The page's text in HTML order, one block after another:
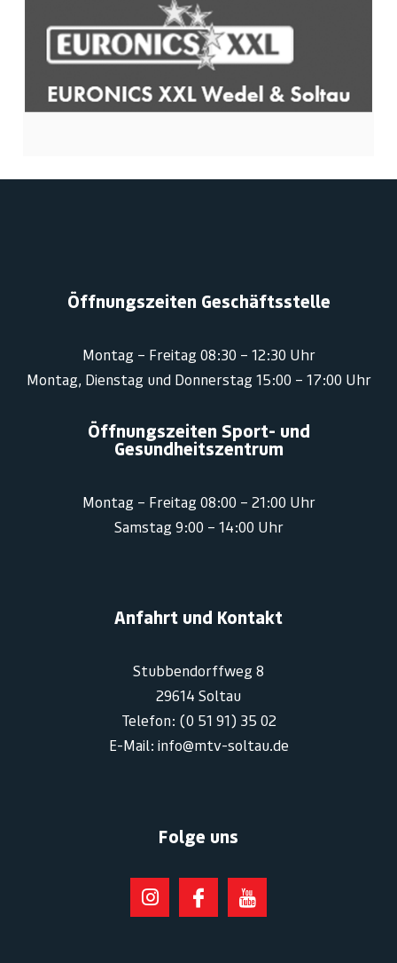
Öffnungszeiten Geschäftsstelle
Montag – Freitag 08:30 – 12:30 Uhr
Montag, Dienstag und Donnerstag 15:00 – 17:00 Uhr
Öffnungszeiten Sport- und
Gesundheitszentrum
Montag – Freitag 08:00 – 21:00 Uhr
Samstag 9:00 – 14:00 Uhr
Anfahrt und Kontakt
Stubbendorffweg 8
29614 Soltau
Telefon: (0 51 91) 35 02
E-Mail: info@mtv-soltau.de
Folge uns